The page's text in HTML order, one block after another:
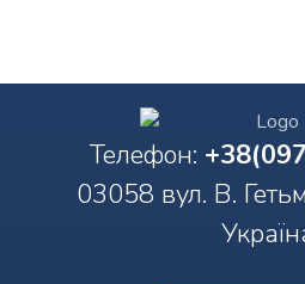
Телефон:
03058 вул. В.